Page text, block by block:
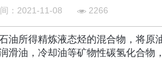
：2021-11-08 2266
油所得精炼液态烃的混合物，将
滑油，冷却油等矿物性碳氢化合物